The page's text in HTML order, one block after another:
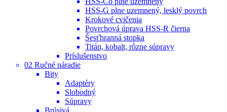
HSS-G plne uzemnený, lesklý povrch
Krokové cvičenia
Povrchová úprava HSS-R čierna
Šesťhranná stopka
Titán, kobalt, rôzne súpravy
Príslušenstvo
02 Ručné náradie
Bity
Adaptéry
Slobodný
Súpravy
Brúsivá